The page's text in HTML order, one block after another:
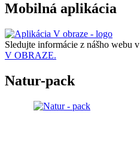
Mobilná aplikácia
Sledujte informácie z nášho webu v
V OBRAZE.
Natur-pack